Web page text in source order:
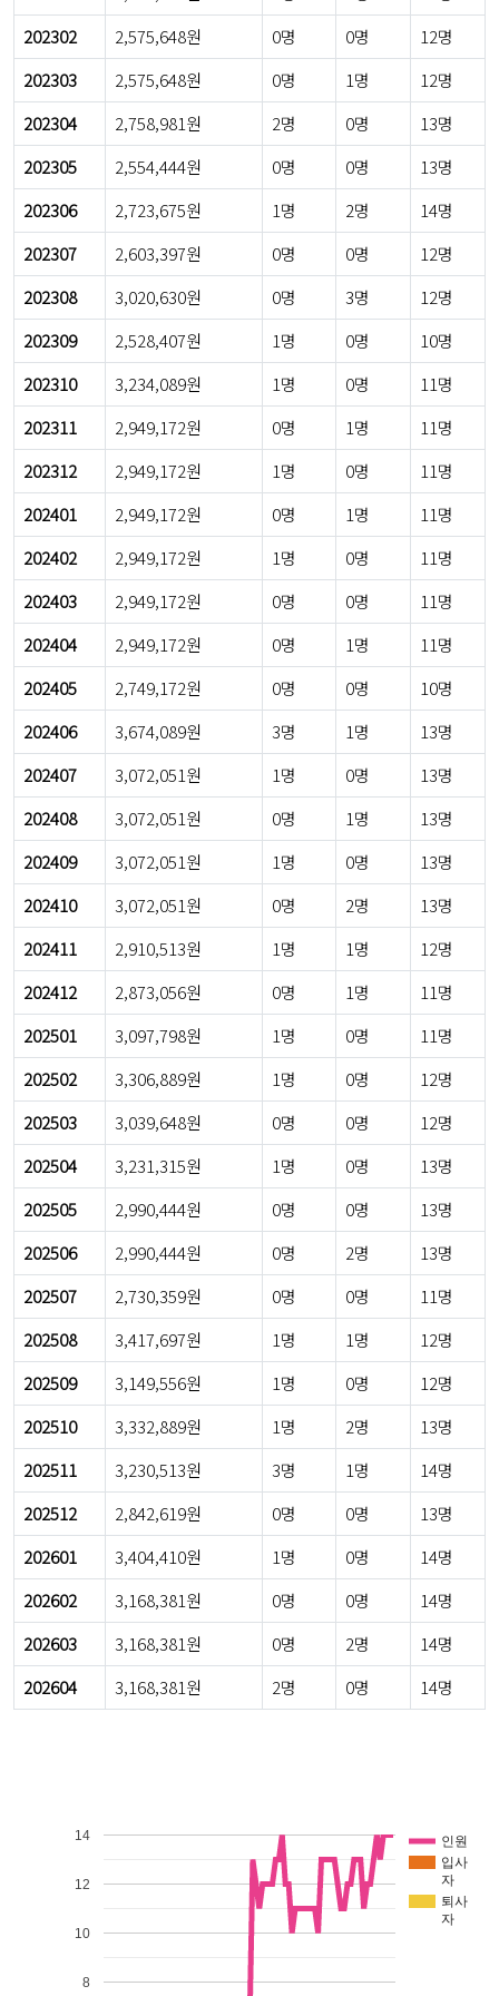
202302
2,575,648원 0명 0명
12명
202303
2,575,648원 0명 1명
12명
202304
2,758,981원 2명 0명
13명
202305
2,554,444원 0명 0명
13명
202306
2,723,675원 1명 2명
14명
202307
2,603,397원 0명 0명
12명
202308
3,020,630원 0명 3명
12명
202309
2,528,407원 1명 0명
10명
202310
3,234,089원 1명 0명
11명
202311
2,949,172원 0명 1명
11명
202312
2,949,172원 1명 0명
11명
202401
2,949,172원 0명 1명
11명
202402
2,949,172원 1명 0명
11명
202403
2,949,172원 0명 0명
11명
202404
2,949,172원 0명 1명
11명
202405
2,749,172원 0명 0명
10명
202406
3,674,089원 3명 1명
13명
202407
3,072,051원 1명 0명
13명
202408
3,072,051원 0명 1명
13명
202409
3,072,051원 1명 0명
13명
202410
3,072,051원 0명 2명
13명
202411
2,910,513원 1명 1명
12명
202412
2,873,056원 0명 1명
11명
202501
3,097,798원 1명 0명
11명
202502
3,306,889원 1명 0명
12명
202503
3,039,648원 0명 0명
12명
202504
3,231,315원 1명 0명
13명
202505
2,990,444원 0명 0명
13명
202506
2,990,444원 0명 2명
13명
202507
2,730,359원 0명 0명
11명
202508
3,417,697원 1명 1명
12명
202509
3,149,556원 1명 0명
12명
202510
3,332,889원 1명 2명
13명
202511
3,230,513원 3명 1명
14명
202512
2,842,619원 0명 0명
13명
202601
3,404,410원 1명 0명
14명
202602
3,168,381원 0명 0명
14명
202603
3,168,381원 0명 2명
14명
202604
3,168,381원 2명 0명 14명
인원
입사
자
퇴사
자
8
10
12
14